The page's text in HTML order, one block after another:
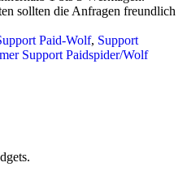
sollten die Anfragen freundlich
Paid-Wolf, Support
Support Paidspider/Wolf